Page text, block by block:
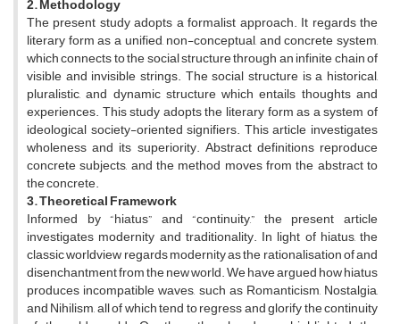
2. Methodology
The present study adopts a formalist approach. It regards the
literary form as a unified, non-conceptual, and concrete system,
which connects to the social structure through an infinite chain of
visible and invisible strings. The social structure is a historical,
pluralistic, and dynamic structure which entails thoughts and
experiences. This study adopts the literary form as a system of
ideological society-oriented signifiers. This article investigates
wholeness and its superiority. Abstract definitions reproduce
concrete subjects, and the method moves from the abstract to
the concrete.
3. Theoretical Framework
Informed by “hiatus” and “continuity,” the present article
investigates modernity and traditionality. In light of hiatus, the
classic worldview regards modernity as the rationalisation of and
disenchantment from the new world. We have argued how hiatus
produces incompatible waves, such as Romanticism, Nostalgia,
and Nihilism, all of which tend to regress and glorify the continuity